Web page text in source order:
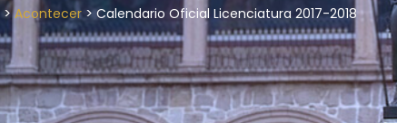
>Acontecer >Calendario Oficial Licenciatura 2017-2018